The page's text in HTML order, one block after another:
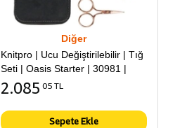
Diğer
Knitpro | Ucu Değiştirilebilir | Tığ
Seti | Oasis Starter | 30981 |
2.085 05 TL
Sepete Ekle